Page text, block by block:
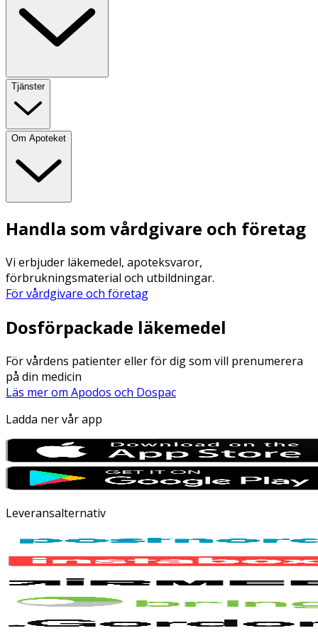
Tjänster
Om Apoteket
Handla som vårdgivare och företag
Vi erbjuder läkemedel, apoteksvaror,
förbrukningsmaterial och utbildningar.
För vårdgivare och företag
Dosförpackade läkemedel
För vårdens patienter eller för dig som vill prenumerera
på din medicin
Läs mer om Apodos och Dospac
Ladda ner vår app
Leveransalternativ